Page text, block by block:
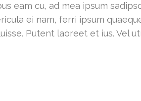
eam cu, ad mea ipsum
ei nam, ferri ipsum
Putent laoreet et ius. Vel